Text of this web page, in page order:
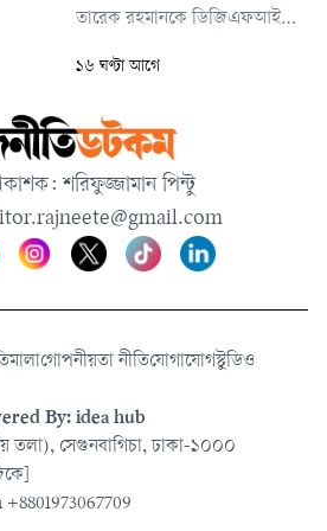
তারেক রহমানকে ডিজিএফআইয়ের
ইন্টারোগেশন সেলে (জেআইসি)
বলেছেন আন্তর্জাতিক অপরাধ
ট্রাইব্যুনালের চিফ প্রসিকিউটর মো.
আমিনুল ইসলাম।
১৬ ঘণ্টা আগে
শরিফুজ্জামান পিন্টু
গোপনীয়তা নীতিযোগাযোগস্টুডিও
By: idea hub
তলা), সেগুনবাগিচা, ঢাকা-১০০০
+8801973067709